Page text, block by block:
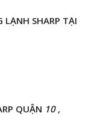
SHARP TẠI
QUẬN 10 ,